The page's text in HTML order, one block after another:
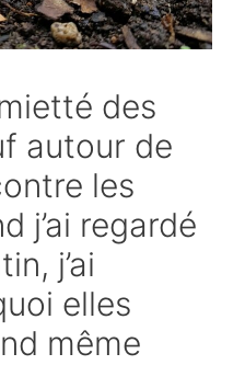
des
autour de
les
j’ai regardé
j’ai
elles
même